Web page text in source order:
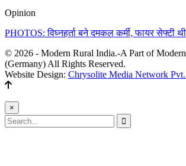
Opinion
PHOTOS: विघ्नहर्ता बने दमकल कर्मी, फायर सेफ्टी
© 2026 - Modern Rural India.-A Part of
(Germany) All Rights Reserved.
Website Design: Chrysolite Media Network
×